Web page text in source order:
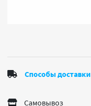
Способы доставки
Самовывоз